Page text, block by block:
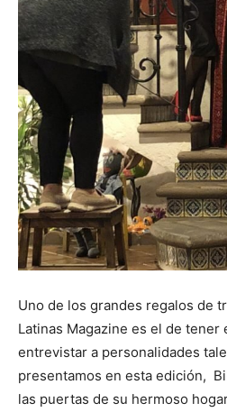
Uno de los grandes regalos de
Latinas Magazine es el de tener
entrevistar a personalidades
presentamos en esta edición,
las puertas de su hermoso